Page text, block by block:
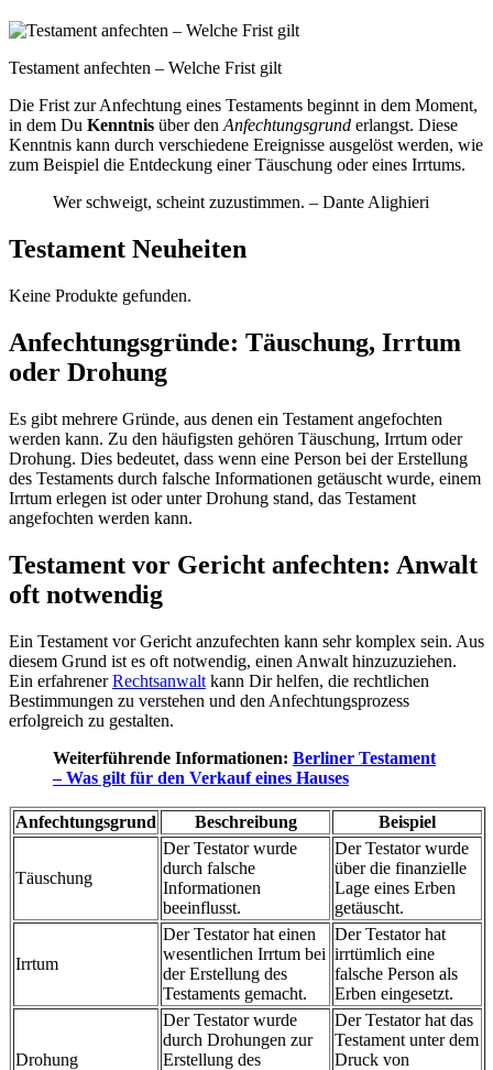
Testament anfechten – Welche Frist gilt
Die Frist zur Anfechtung eines Testaments beginnt in dem Moment,
in dem Du Kenntnis über denAnfechtungsgrund erlangst. Diese
Kenntnis kann durch verschiedene Ereignisse ausgelöst werden, wie
zum Beispiel die Entdeckung einer Täuschung oder eines Irrtums.
Wer schweigt, scheint zuzustimmen. – Dante Alighieri
Testament Neuheiten
Keine Produkte gefunden.
Anfechtungsgründe: Täuschung, Irrtum
oder Drohung
Es gibt mehrere Gründe, aus denen ein Testament angefochten
werden kann. Zu den häufigsten gehören Täuschung, Irrtum oder
Drohung. Dies bedeutet, dass wenn eine Person bei der Erstellung
des Testaments durch falsche Informationen getäuscht wurde, einem
Irrtum erlegen ist oder unter Drohung stand, das Testament
angefochten werden kann.
Testament vor Gericht anfechten: Anwalt
oft notwendig
Ein Testament vor Gericht anzufechten kann sehr komplex sein. Aus
diesem Grund ist es oft notwendig, einen Anwalt hinzuzuziehen.
Ein erfahrenerRechtsanwalt kann Dir helfen, die rechtlichen
Bestimmungen zu verstehen und den Anfechtungsprozess
erfolgreich zu gestalten.
Weiterführende Informationen: Berliner Testament
– Was gilt für den Verkauf eines Hauses
Anfechtungsgrund Beschreibung Beispiel
Täuschung
Der Testator wurde
durch falsche
Informationen
beeinflusst.
Der Testator wurde
über die finanzielle
Lage eines Erben
getäuscht.
Irrtum
Der Testator hat einen
wesentlichen Irrtum bei
der Erstellung des
Testaments gemacht.
Der Testator hat
irrtümlich eine
falsche Person als
Erben eingesetzt.
Drohung
Der Testator wurde
durch Drohungen zur
Erstellung des
Der Testator hat das
Testament unter dem
Druck von